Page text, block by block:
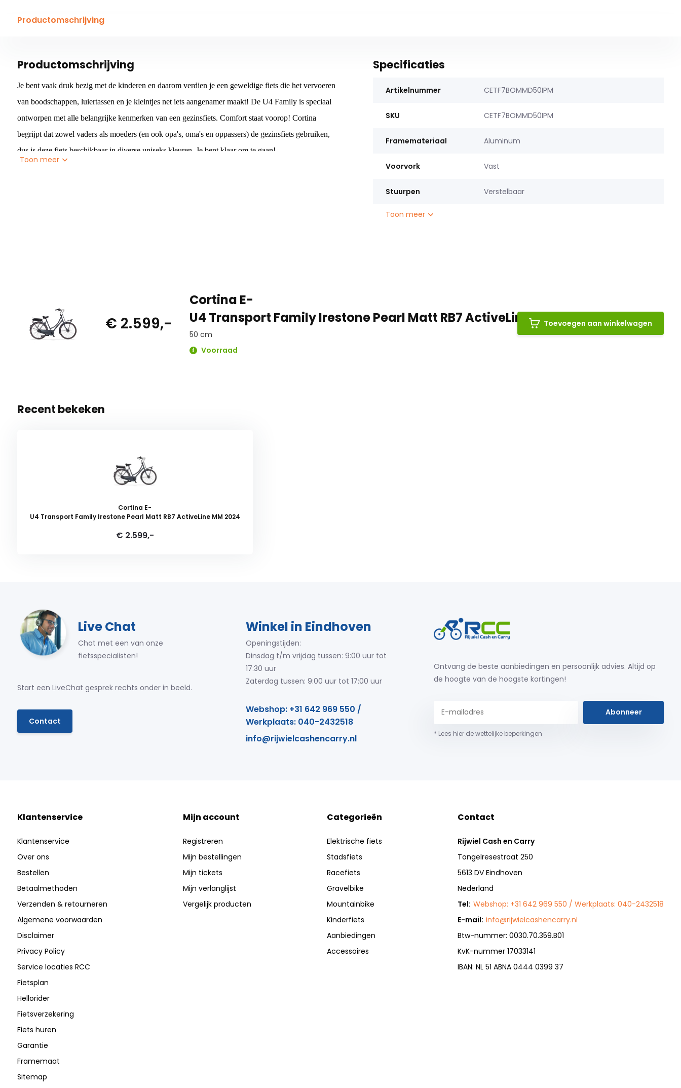
Productomschrijving
Productomschrijving
Je bent vaak druk bezig met de kinderen en daarom verdien je een geweldige fiets die het vervoeren
van boodschappen, luiertassen en je kleintjes net iets aangenamer maakt! De U4 Family is speciaal
ontworpen met alle belangrijke kenmerken van een gezinsfiets. Comfort staat voorop! Cortina
begrijpt dat zowel vaders als moeders (en ook opa's, oma's en oppassers) de gezinsfiets gebruiken,
dus is deze fiets beschikbaar in diverse uniseks kleuren. Je bent klaar om te gaan!
Toon meer
Specificaties
Artikelnummer CETF7BOMMD50IPM
SKU CETF7BOMMD50IPM
Framemateriaal Aluminum
Voorvork Vast
Stuurpen Verstelbaar
Toon meer
€ 2.599,-
Cortina E-
U4 Transport Family Irestone Pearl Matt RB7 ActiveLine MM 2024
50 cm
Voorraad
Toevoegen aan winkelwagen
Recent bekeken
Cortina E-
U4 Transport Family Irestone Pearl Matt RB7 ActiveLine MM 2024
€ 2.599,-
Live Chat
Chat met een van onze
fietsspecialisten!
Start een LiveChat gesprek rechts onder in beeld.
Contact
Winkel in Eindhoven
Openingstijden:
Dinsdag t/m vrijdag tussen: 9:00 uur tot
17:30 uur
Zaterdag tussen: 9:00 uur tot 17:00 uur
Webshop: +31 642 969 550 /
Werkplaats: 040-2432518
info@rijwielcashencarry.nl
Ontvang de beste aanbiedingen en persoonlijk advies. Altijd op
de hoogte van de hoogste kortingen!
Abonneer
* Lees hier de wettelijke beperkingen
Klantenservice
Klantenservice
Over ons
Bestellen
Betaalmethoden
Verzenden & retourneren
Algemene voorwaarden
Disclaimer
Privacy Policy
Service locaties RCC
Fietsplan
Hellorider
Fietsverzekering
Fiets huren
Garantie
Framemaat
Sitemap
Mijn account
Registreren
Mijn bestellingen
Mijn tickets
Mijn verlanglijst
Vergelijk producten
Categorieën
Elektrische fiets
Stadsfiets
Racefiets
Gravelbike
Mountainbike
Kinderfiets
Aanbiedingen
Accessoires
Contact
Rijwiel Cash en Carry
Tongelresestraat 250
5613 DV Eindhoven
Nederland
Tel: Webshop: +31 642 969 550 / Werkplaats: 040-2432518
E-mail: info@rijwielcashencarry.nl
Btw-nummer: 0030.70.359.B01
KvK-nummer 17033141
IBAN: NL 51 ABNA 0444 0399 37